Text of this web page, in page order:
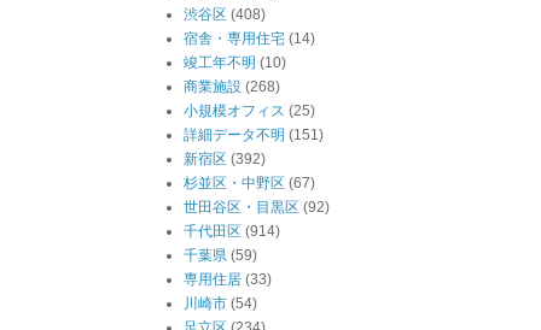
渋谷区 (408)
宿舎・専用住宅 (14)
竣工年不明 (10)
商業施設 (268)
小規模オフィス (25)
詳細データ不明 (151)
新宿区 (392)
杉並区・中野区 (67)
世田谷区・目黒区 (92)
千代田区 (914)
千葉県 (59)
専用住居 (33)
川崎市 (54)